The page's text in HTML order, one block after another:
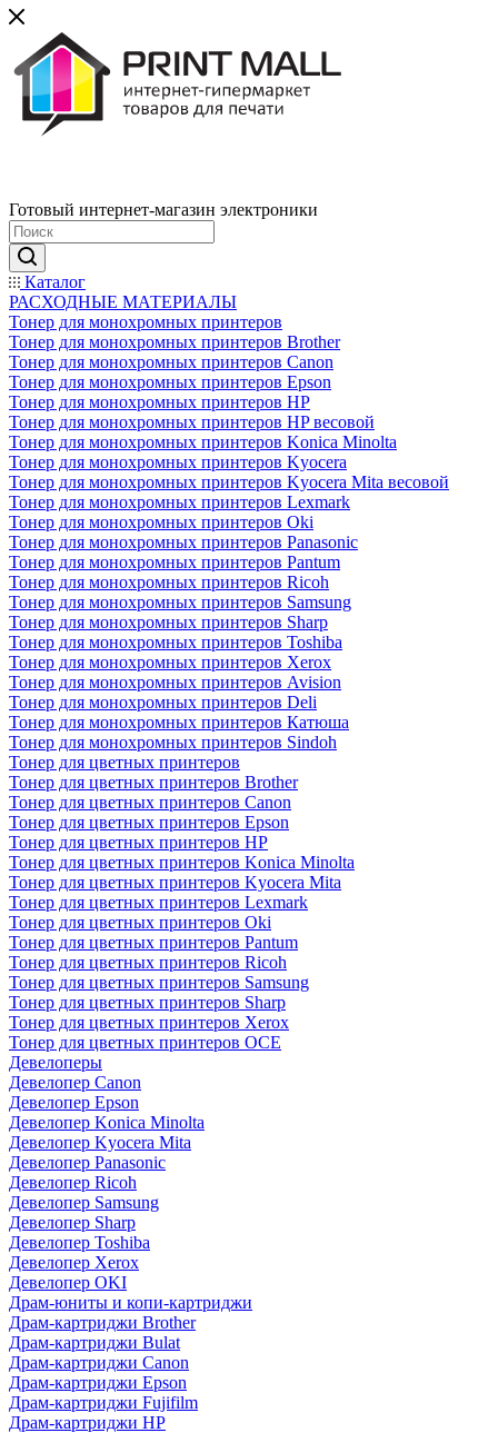
Готовый интернет-магазин электроники
Каталог
РАСХОДНЫЕ МАТЕРИАЛЫ
Тонер для монохромных принтеров
Тонер для монохромных принтеров Brother
Тонер для монохромных принтеров Canon
Тонер для монохромных принтеров Epson
Тонер для монохромных принтеров HP
Тонер для монохромных принтеров HP весовой
Тонер для монохромных принтеров Konica Minolta
Тонер для монохромных принтеров Kyocera
Тонер для монохромных принтеров Kyocera Mita весовой
Тонер для монохромных принтеров Lexmark
Тонер для монохромных принтеров Oki
Тонер для монохромных принтеров Panasonic
Тонер для монохромных принтеров Pantum
Тонер для монохромных принтеров Ricoh
Тонер для монохромных принтеров Samsung
Тонер для монохромных принтеров Sharp
Тонер для монохромных принтеров Toshiba
Тонер для монохромных принтеров Xerox
Тонер для монохромных принтеров Avision
Тонер для монохромных принтеров Deli
Тонер для монохромных принтеров Катюша
Тонер для монохромных принтеров Sindoh
Тонер для цветных принтеров
Тонер для цветных принтеров Brother
Тонер для цветных принтеров Canon
Тонер для цветных принтеров Epson
Тонер для цветных принтеров HP
Тонер для цветных принтеров Konica Minolta
Тонер для цветных принтеров Kyocera Mita
Тонер для цветных принтеров Lexmark
Тонер для цветных принтеров Oki
Тонер для цветных принтеров Pantum
Тонер для цветных принтеров Ricoh
Тонер для цветных принтеров Samsung
Тонер для цветных принтеров Sharp
Тонер для цветных принтеров Xerox
Тонер для цветных принтеров OCE
Девелоперы
Девелопер Canon
Девелопер Epson
Девелопер Konica Minolta
Девелопер Kyocera Mita
Девелопер Panasonic
Девелопер Ricoh
Девелопер Samsung
Девелопер Sharp
Девелопер Toshiba
Девелопер Xerox
Девелопер OKI
Драм-юниты и копи-картриджи
Драм-картриджи Brother
Драм-картриджи Bulat
Драм-картриджи Canon
Драм-картриджи Epson
Драм-картриджи Fujifilm
Драм-картриджи HP